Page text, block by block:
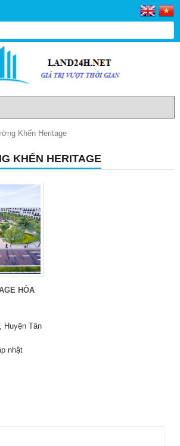
Khến Heritage
KHẾN HERITAGE
HÒA
Huyện Tân
nhật